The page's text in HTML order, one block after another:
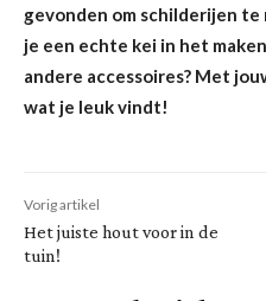
gevonden om schilderijen
je een echte kei in het
andere accessoires? Met
wat je leuk vindt!
Vorig artikel
Het juiste hout voor in de
tuin!